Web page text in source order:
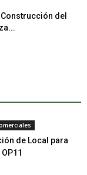
del
de Local para